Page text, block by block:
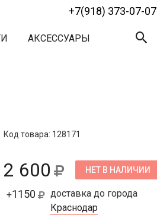
+7(918) 373-07-07
АКСЕССУАРЫ
Код товара: 128171
2 600 НЕТ В НАЛИЧИИ
+1150
доставка до города
Краснодар